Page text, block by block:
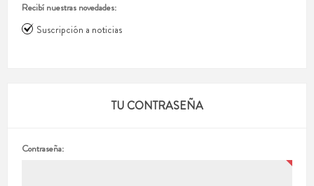
Recibí nuestras novedades:
Suscripción a noticias
TU CONTRASEÑA
Contraseña: